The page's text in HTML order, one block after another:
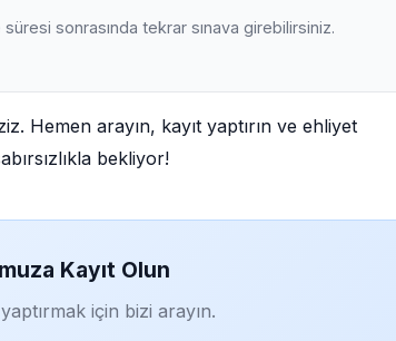
sonrasında tekrar sınava girebilirsiniz.
Hemen arayın, kayıt yaptırın ve ehliyet
bekliyor!
Kayıt Olun
için bizi arayın.